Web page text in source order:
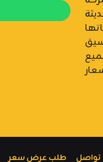
تواصل طلب عرض سعر